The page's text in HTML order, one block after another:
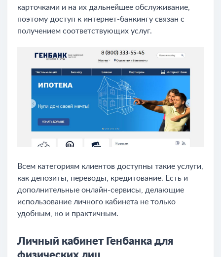
карточками и на их дальнейшее обслуживание,
поэтому доступ к интернет-банкингу связан с
получением соответствующих услуг.
Всем категориям клиентов доступны такие услуги,
как депозиты, переводы, кредитование. Есть и
дополнительные онлайн-сервисы, делающие
использование личного кабинета не только
удобным, но и практичным.
Личный кабинет Генбанка для